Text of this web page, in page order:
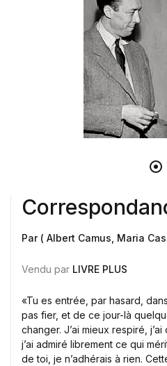
Par ( Albert Camus, Maria
Vendu par LIVRE PLUS
«Tu es entrée, par hasard,
pas fier, et de ce jour-là
changer. J’ai mieux respiré,
j’ai admiré librement ce qui
de toi, je n’adhérais à rien.